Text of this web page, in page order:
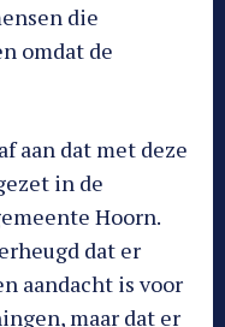
die
omdat de
aan dat met deze
in de
Hoorn.
dat er
aandacht is voor
maar dat er